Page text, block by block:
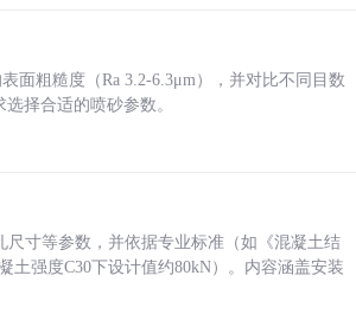
面粗糙度（Ra 3.2-6.3μm），并对比不同目数
择合适的喷砂参数。
寸等参数，并依据专业标准（如《混凝土结
土强度C30下设计值约80kN）。内容涵盖安装